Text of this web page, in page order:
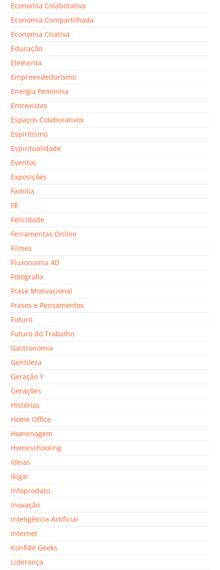
Economia Colaborativa
Economia Compartilhada
Economia Criativa
Educação
Elementa
Empreendedorismo
Energia Feminina
Entrevistas
Espaços Colaborativos
Espiritismo
Espiritualidade
Eventos
Exposições
Família
FÉ
Felicidade
Ferramentas Online
Filmes
Fluxonomia 4D
Fotografia
Frase Motivacional
Frases e Pensamentos
Futuro
Futuro do Trabalho
Gastronomia
Gentileza
Geração Y
Gerações
Histórias
Home Office
Homenagem
Homeschooling
Ideias
Ikigai
Infoproduto
Inovação
Inteligência Artificial
Internet
Konfide Geeks
Liderança